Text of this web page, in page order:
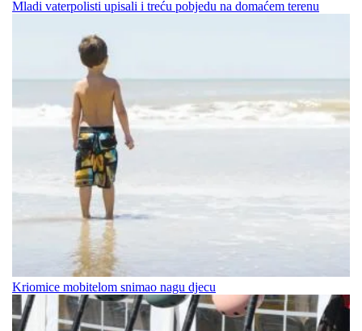
Mladi vaterpolisti upisali i treću pobjedu na domaćem terenu
Kriomice mobitelom snimao nagu djecu